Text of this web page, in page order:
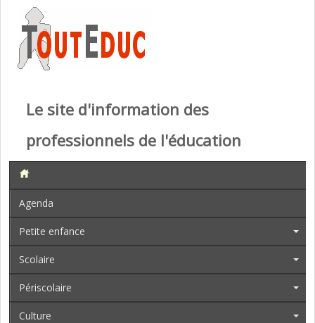
Le site d'information des
professionnels de l'éducation
Agenda
Petite enfance
Scolaire
Périscolaire
Culture